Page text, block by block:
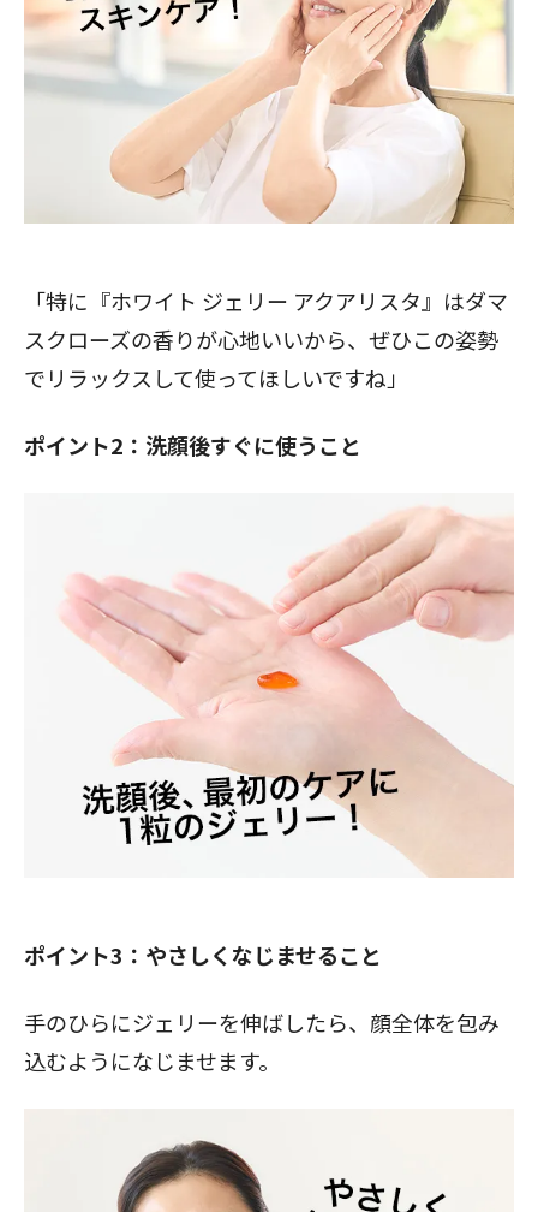
「特に『ホワイト ジェリー アクアリスタ』はダマ
スクローズの香りが心地いいから、ぜひこの姿勢
でリラックスして使ってほしいですね」
ポイント2：洗顔後すぐに使うこと
ポイント3：やさしくなじませること
手のひらにジェリーを伸ばしたら、顔全体を包み
込むようになじませます。